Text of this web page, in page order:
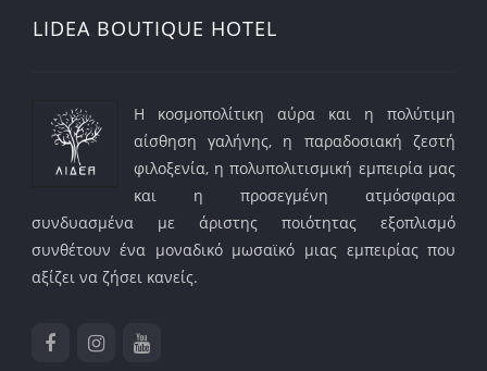
LIDEA BOUTIQUE HOTEL
Η κοσμοπολίτικη αύρα και η πολύτιμη
αίσθηση γαλήνης, η παραδοσιακή ζεστή
φιλοξενία, η πολυπολιτισμική εμπειρία μας
και η προσεγμένη ατμόσφαιρα
συνδυασμένα με άριστης ποιότητας εξοπλισμό
συνθέτουν ένα μοναδικό μωσαϊκό μιας εμπειρίας που
αξίζει να ζήσει κανείς.